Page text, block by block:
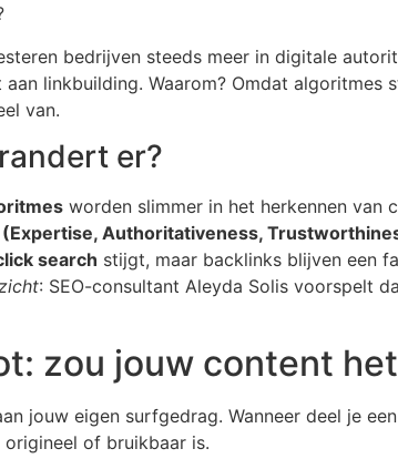
bedrijven steeds meer in digitale
aan linkbuilding. Waarom? Omdat
van.
er?
worden slimmer in het herkennen van
Authoritativeness,
search stijgt, maar backlinks blijven een
: SEO-consultant Aleyda Solis voorspelt
zou jouw content
jouw eigen surfgedrag. Wanneer deel je
origineel of bruikbaar is.